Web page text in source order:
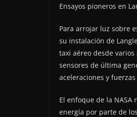
Ensayos pioneros en
Para arrojar luz sobre
su instalación de
taxi aéreo desde
sensores de última
aceleraciones y
El enfoque de la
energía por parte de